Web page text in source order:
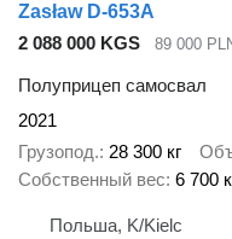
Zasław D-653A
2 088 000 KGS
89 000
Полуприцеп самосвал
2021
Грузопод. 28 300 кг
Собственный вес 6 700
Польша, K/Kielc